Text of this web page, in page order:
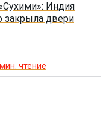
Индия
закрыла двери
мин. чтение